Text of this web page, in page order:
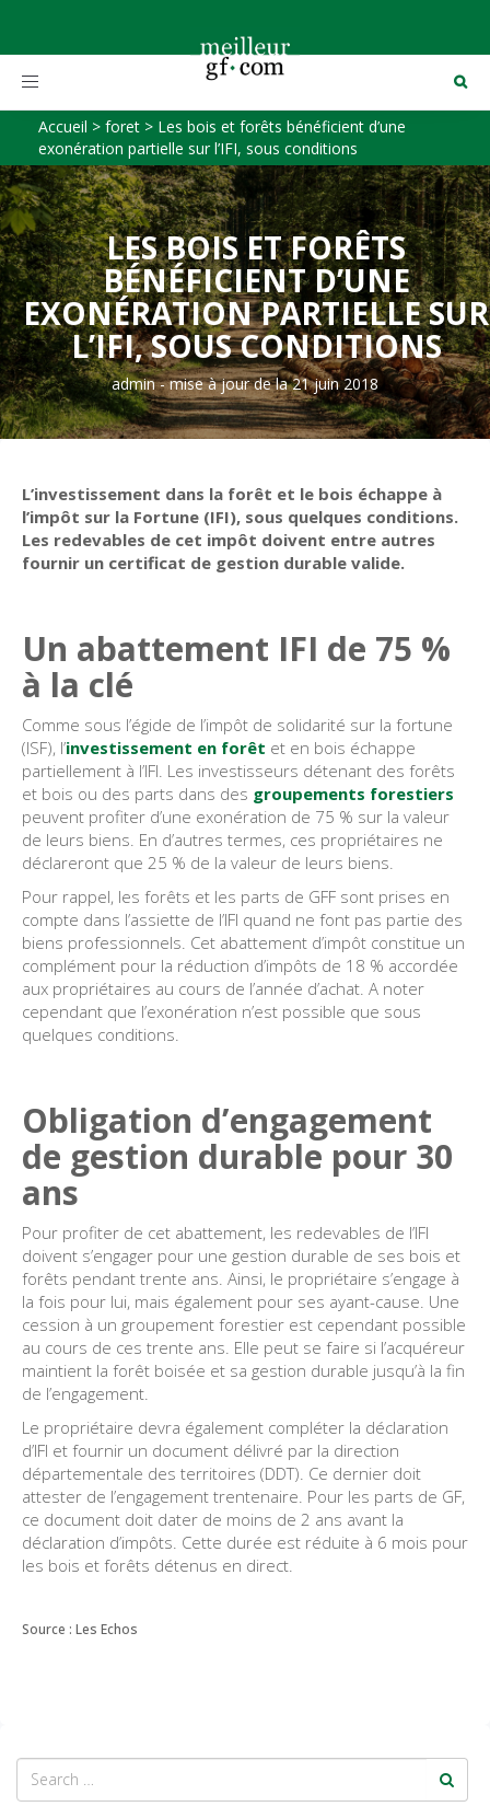
Toggle
Accueil > foret > Les bois et forêts bénéficient d’une
exonération partielle sur l’IFI, sous conditions
LES BOIS ET FORÊTS
BÉNÉFICIENT D’UNE
EXONÉRATION PARTIELLE SUR
L’IFI, SOUS CONDITIONS
admin-mise à jour de la 21 juin 2018
L’investissement dans la forêt et le bois échappe à
l’impôt sur la Fortune (IFI), sous quelques conditions.
Les redevables de cet impôt doivent entre autres
fournir un certificat de gestion durable valide.
Un abattement IFI de 75 %
à la clé
Comme sous l’égide de l’impôt de solidarité sur la fortune
(ISF), l’investissement en forêt et en bois échappe
partiellement à l’IFI. Les investisseurs détenant des forêts
et bois ou des parts dans des groupements forestiers
peuvent profiter d’une exonération de 75 % sur la valeur
de leurs biens. En d’autres termes, ces propriétaires ne
déclareront que 25 % de la valeur de leurs biens.
Pour rappel, les forêts et les parts de GFF sont prises en
compte dans l’assiette de l’IFI quand ne font pas partie des
biens professionnels. Cet abattement d’impôt constitue un
complément pour la réduction d’impôts de 18 % accordée
aux propriétaires au cours de l’année d’achat. A noter
cependant que l’exonération n’est possible que sous
quelques conditions.
Obligation d’engagement
de gestion durable pour 30
ans
Pour profiter de cet abattement, les redevables de l’IFI
doivent s’engager pour une gestion durable de ses bois et
forêts pendant trente ans. Ainsi, le propriétaire s’engage à
la fois pour lui, mais également pour ses ayant-cause. Une
cession à un groupement forestier est cependant possible
au cours de ces trente ans. Elle peut se faire si l’acquéreur
maintient la forêt boisée et sa gestion durable jusqu’à la fin
de l’engagement.
Le propriétaire devra également compléter la déclaration
d’IFI et fournir un document délivré par la direction
départementale des territoires (DDT). Ce dernier doit
attester de l’engagement trentenaire. Pour les parts de GF,
ce document doit dater de moins de 2 ans avant la
déclaration d’impôts. Cette durée est réduite à 6 mois pour
les bois et forêts détenus en direct.
Source : Les Echos